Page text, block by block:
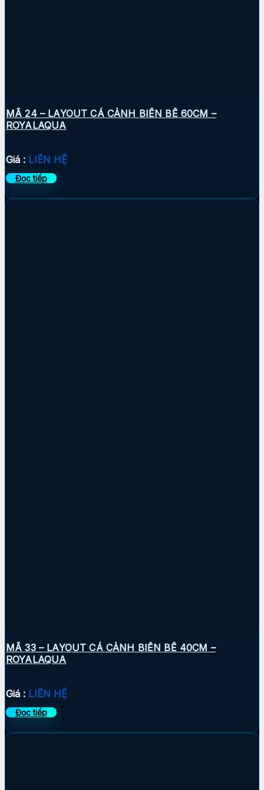
MÃ 24 – LAYOUT CÁ CẢNH BIỂN BỂ 60CM –
ROYALAQUA
Giá : LIÊN HỆ
Đọc tiếp
MÃ 33 – LAYOUT CÁ CẢNH BIỂN BỂ 40CM –
ROYALAQUA
Giá : LIÊN HỆ
Đọc tiếp